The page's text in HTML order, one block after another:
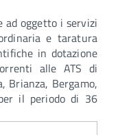
ad oggetto i servizi
e taratura
in dotazione
alle ATS di
Brianza, Bergamo,
il periodo di 36